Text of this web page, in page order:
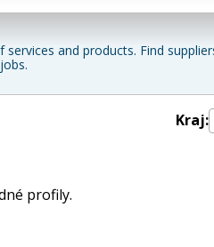
and products. Find
Kraj:
profily.